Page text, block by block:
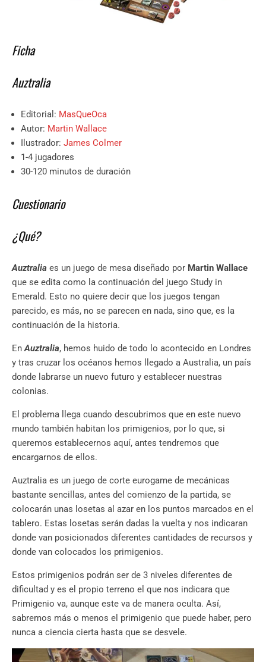
Ficha
Auztralia
Editorial: MasQueOca
Autor: Martin Wallace
Ilustrador: James Colmer
1-4 jugadores
30-120 minutos de duración
Cuestionario
¿Qué?
Auztralia es un juego de mesa diseñado por Martin Wallace
que se edita como la continuación del juego Study in
Emerald. Esto no quiere decir que los juegos tengan
parecido, es más, no se parecen en nada, sino que, es la
continuación de la historia.
EnAuztralia, hemos huido de todo lo acontecido en Londres
y tras cruzar los océanos hemos llegado a Australia, un país
donde labrarse un nuevo futuro y establecer nuestras
colonias.
El problema llega cuando descubrimos que en este nuevo
mundo también habitan los primigenios, por lo que, si
queremos establecernos aquí, antes tendremos que
encargarnos de ellos.
Auztralia es un juego de corte eurogame de mecánicas
bastante sencillas, antes del comienzo de la partida, se
colocarán unas losetas al azar en los puntos marcados en el
tablero. Estas losetas serán dadas la vuelta y nos indicaran
donde van posicionados diferentes cantidades de recursos y
donde van colocados los primigenios.
Estos primigenios podrán ser de 3 niveles diferentes de
dificultad y es el propio terreno el que nos indicara que
Primigenio va, aunque este va de manera oculta. Así,
sabremos más o menos el primigenio que puede haber, pero
nunca a ciencia cierta hasta que se desvele.